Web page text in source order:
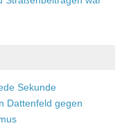
Sekunde
Dattenfeld gegen